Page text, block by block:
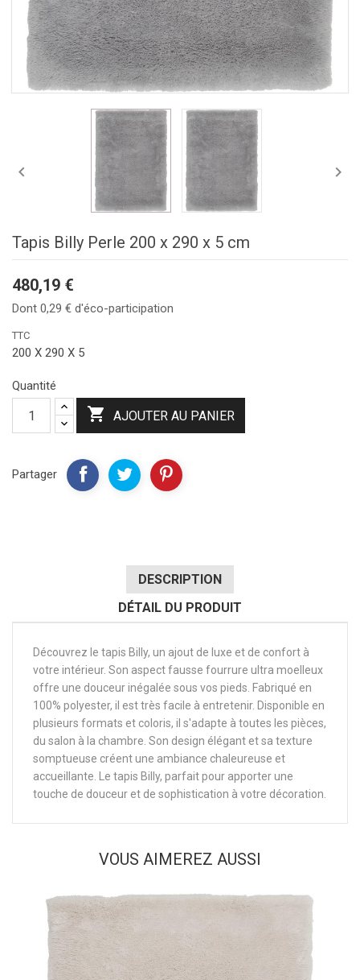
 
Tapis Billy Perle 200 x 290 x 5 cm
480,19 €
Dont 0,29 € d'éco-participation
TTC
200 X 290 X 5
Quantité
 AJOUTER AU PANIER
Partager
DESCRIPTION
DÉTAIL DU PRODUIT
Découvrez le tapis Billy, un ajout de luxe et de confort à
votre intérieur. Son aspect fausse fourrure ultra moelleux
offre une douceur inégalée sous vos pieds. Fabriqué en
100% polyester, il est très facile à entretenir. Disponible en
plusieurs formats et coloris, il s'adapte à toutes les pièces,
du salon à la chambre. Son design élégant et sa texture
somptueuse créent une ambiance chaleureuse et
accueillante. Le tapis Billy, parfait pour apporter une
touche de douceur et de sophistication à votre décoration.
VOUS AIMEREZ AUSSI